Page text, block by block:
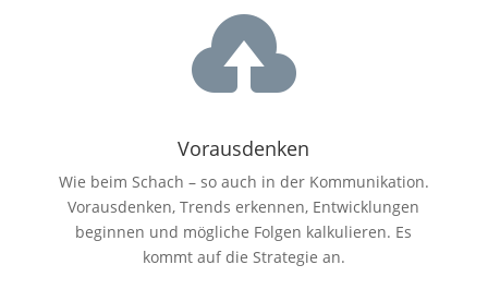

Vorausdenken
Wie beim Schach – so auch in der Kommunikation.
Vorausdenken, Trends erkennen, Entwicklungen
beginnen und mögliche Folgen kalkulieren. Es
kommt auf die Strategie an.